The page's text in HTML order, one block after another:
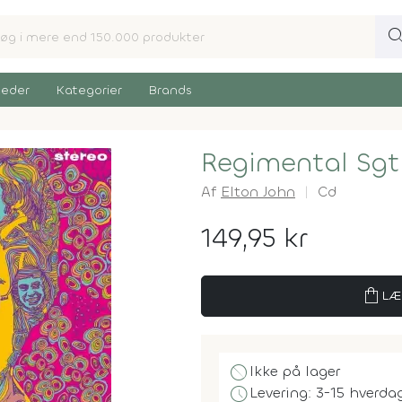
Kategorier Brands
Regimental
Af Elton John Cd
149,95 kr
shopping_bag
block Ikke på lager
scheduleLevering: 3-15